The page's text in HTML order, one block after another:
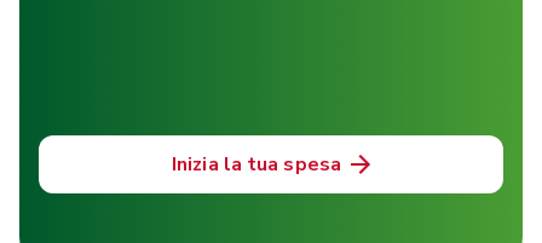
Inizia la tua spesa